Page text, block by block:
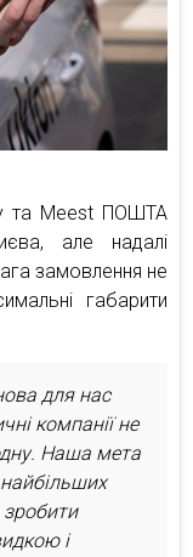
та Meest ПОШТА
але надалі
замовлення не
габарити
для нас
компанії не
Наша мета
зробити
і